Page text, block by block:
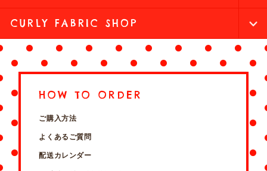
CURLY FABRIC SHOP
HOW TO ORDER
ご購入方法
よくあるご質問
配送カレンダー